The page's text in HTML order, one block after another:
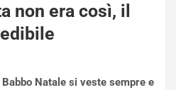
non era così, il
Natale si veste sempre e